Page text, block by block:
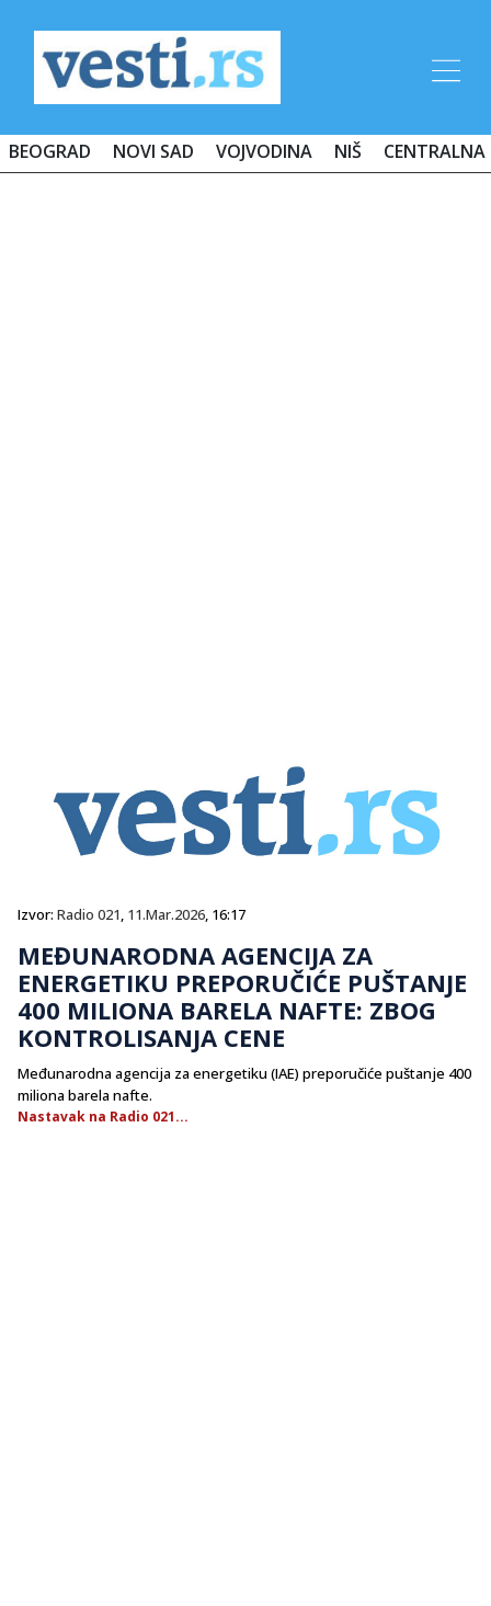
BEOGRAD NOVI SAD VOJVODINA NIŠ CENTRALNA
Izvor: Radio 021, 11.Mar.2026, 16:17
MEĐUNARODNA AGENCIJA ZA
ENERGETIKU PREPORUČIĆE PUŠTANJE
400 MILIONA BARELA NAFTE: ZBOG
KONTROLISANJA CENE
Međunarodna agencija za energetiku (IAE) preporučiće puštanje 400
miliona barela nafte.
Nastavak na Radio 021...